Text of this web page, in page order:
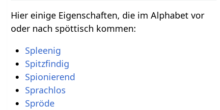
Hier einige Eigenschaften, die im Alphabet vor
oder nach spöttisch kommen:
Spleenig
Spitzfindig
Spionierend
Sprachlos
Spröde